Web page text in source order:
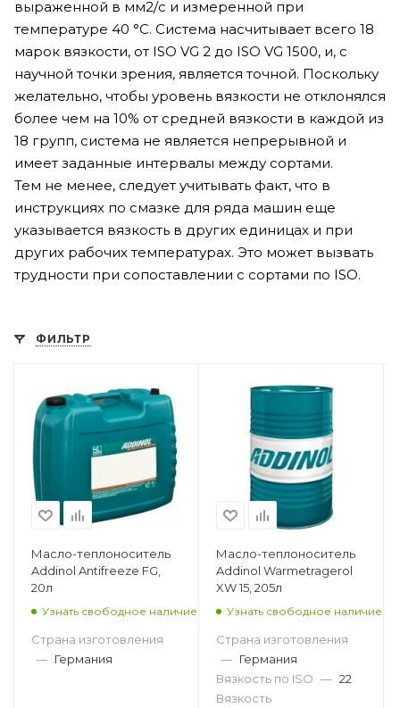
выраженной в мм2/с и измеренной при
температуре 40 °C. Система насчитывает всего 18
марок вязкости, от ISO VG 2 до ISO VG 1500, и, с
научной точки зрения, является точной. Поскольку
желательно, чтобы уровень вязкости не отклонялся
более чем на 10% от средней вязкости в каждой из
18 групп, система не является непрерывной и
имеет заданные интервалы между сортами.
Тем не менее, следует учитывать факт, что в
инструкциях по смазке для ряда машин еще
указывается вязкость в других единицах и при
других рабочих температурах. Это может вызвать
трудности при сопоставлении с сортами по ISO.
ФИЛЬТР
Масло-теплоноситель
Addinol Antifreeze FG,
20л
Узнать свободное наличие
Страна изготовления
— Германия
Масло-теплоноситель
Addinol Warmetragerol
XW 15, 205л
Узнать свободное наличие
Страна изготовления
— Германия
Вязкость по ISO — 22
Вязкость